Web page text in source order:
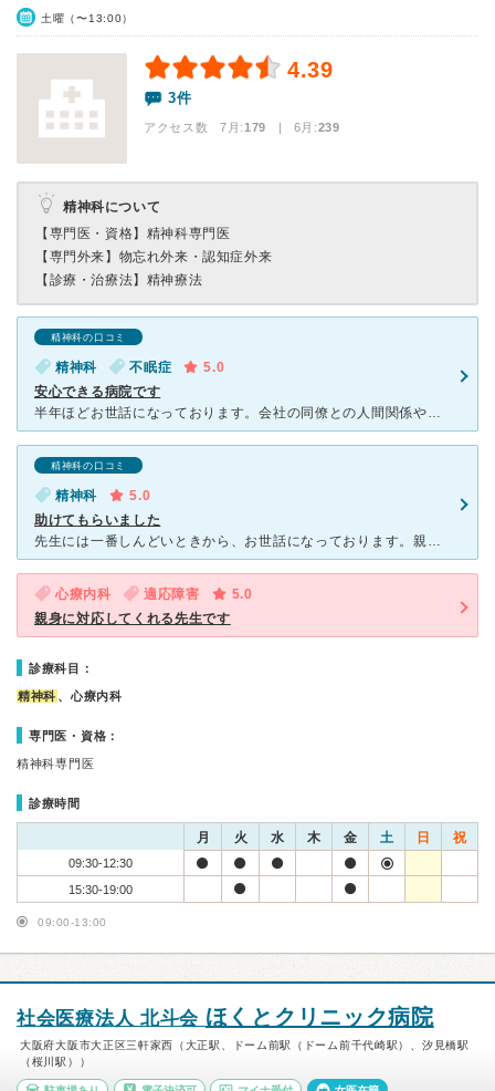
土曜（〜13:00）
4.39
3件
アクセス数 7月:179 | 6月:239
精神科について
【専門医・資格】 精神科専門医
【専門外来】 物忘れ外来・認知症外来
【診療・治療法】 精神療法
精神科の口コミ
精神科 不眠症
5.0
安心できる病院です
半年ほどお世話になっております。会社の同僚との人間関係や家庭での母親との問題があり、次第に眠れなくなってきました。 担当の先生は優しい感じの先生で、薬の治療だけでなく会社への対応なども色々相談でき助
精神科の口コミ
精神科
5.0
助けてもらいました
先生には一番しんどいときから、お世話になっております。親身に話を聞いてくださり、一緒に考えてくださりました。今の自分の状態があるのは先生のおかげだと思っています。そんな優しい先生が開業されたクリニック
心療内科 適応障害
5.0
親身に対応してくれる先生です
診療科目：
精神科 、心療内科
専門医・資格：
精神科専門医
診療時間
月 火 水 木 金 土 日 祝
09:30-12:30
15:30-19:00
09:00-13:00
社会医療法人 北斗会 ほくとクリニック病院
大阪府大阪市大正区三軒家西（大正駅、ドーム前駅（ドーム前千代崎駅）、汐見橋駅
（桜川駅））